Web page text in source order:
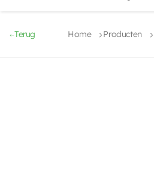
Terug Home Producten